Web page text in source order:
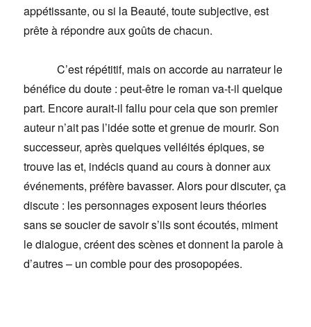
appétissante, ou si la Beauté, toute subjective, est
prête à répondre aux goûts de chacun.
C’est répétitif, mais on accorde au narrateur le
bénéfice du doute : peut-être le roman va-t-il quelque
part. Encore aurait-il fallu pour cela que son premier
auteur n’ait pas l’idée sotte et grenue de mourir. Son
successeur, après quelques velléités épiques, se
trouve las et, indécis quand au cours à donner aux
événements, préfère bavasser. Alors pour discuter, ça
discute : les personnages exposent leurs théories
sans se soucier de savoir s’ils sont écoutés, miment
le dialogue, créent des scènes et donnent la parole à
d’autres – un comble pour des prosopopées.